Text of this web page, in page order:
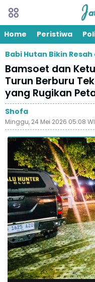
Home Peristiwa
Babi Hutan Bikin
Bamsoet dan
Turun Berburu
yang Rugikan
Shofa
Minggu, 24 Mei 2026 05:08